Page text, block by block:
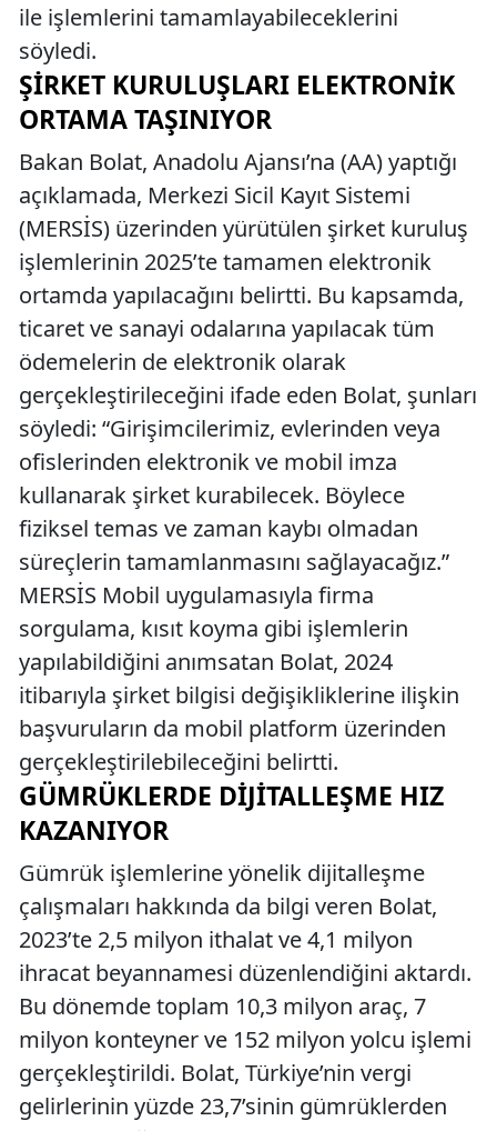
ile işlemlerini tamamlayabileceklerini
söyledi.
ŞIRKET KURULUŞLARI ELEKTRONIK
ORTAMA TAŞINIYOR
Bakan Bolat, Anadolu Ajansı’na (AA) yaptığı
açıklamada, Merkezi Sicil Kayıt Sistemi
(MERSİS) üzerinden yürütülen şirket kuruluş
işlemlerinin 2025’te tamamen elektronik
ortamda yapılacağını belirtti. Bu kapsamda,
ticaret ve sanayi odalarına yapılacak tüm
ödemelerin de elektronik olarak
gerçekleştirileceğini ifade eden Bolat, şunları
söyledi: “Girişimcilerimiz, evlerinden veya
ofislerinden elektronik ve mobil imza
kullanarak şirket kurabilecek. Böylece
fiziksel temas ve zaman kaybı olmadan
süreçlerin tamamlanmasını sağlayacağız.”
MERSİS Mobil uygulamasıyla firma
sorgulama, kısıt koyma gibi işlemlerin
yapılabildiğini anımsatan Bolat, 2024
itibarıyla şirket bilgisi değişikliklerine ilişkin
başvuruların da mobil platform üzerinden
gerçekleştirilebileceğini belirtti.
GÜMRÜKLERDE DIJITALLEŞME HIZ
KAZANIYOR
Gümrük işlemlerine yönelik dijitalleşme
çalışmaları hakkında da bilgi veren Bolat,
2023’te 2,5 milyon ithalat ve 4,1 milyon
ihracat beyannamesi düzenlendiğini aktardı.
Bu dönemde toplam 10,3 milyon araç, 7
milyon konteyner ve 152 milyon yolcu işlemi
gerçekleştirildi. Bolat, Türkiye’nin vergi
gelirlerinin yüzde 23,7’sinin gümrüklerden